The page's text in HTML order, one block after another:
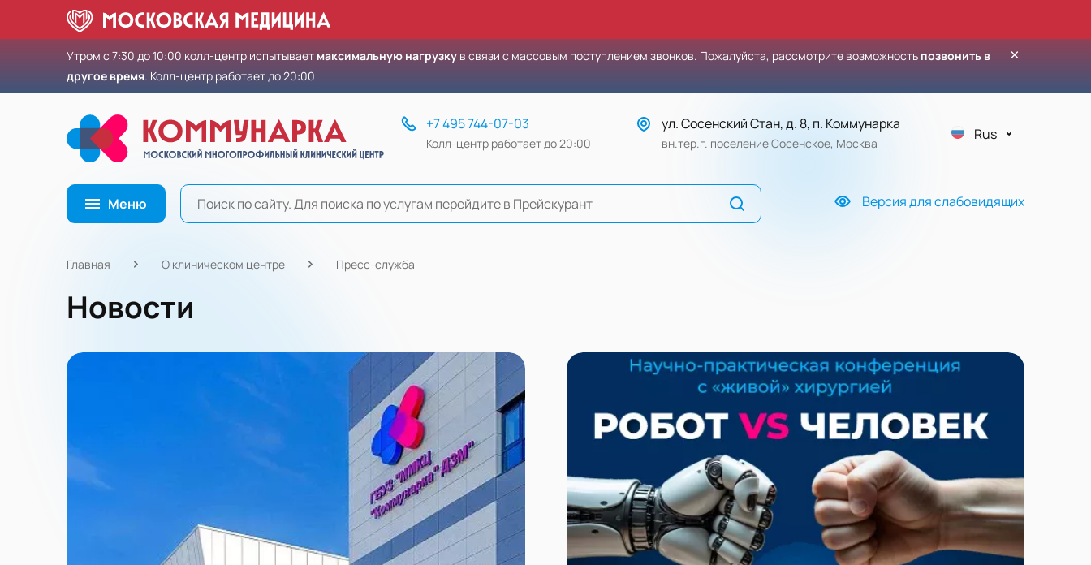
Утром с 7:30 до 10:00 колл-центр испытывает максимальную нагрузку в связи с массовым поступлением звонков. Пожалуйста, рассмотрите возможность позвонить в
другое время. Колл-центр работает до 20:00
×
+7 495 744-07-03
Колл-центр работает до 20:00
ул. Сосенский Стан, д. 8, п. Коммунарка
вн.тер.г. поселение Сосенское, Москва
Rus
Меню Версия для слабовидящих
Главная О клиническом центре Пресс-служба
Новости